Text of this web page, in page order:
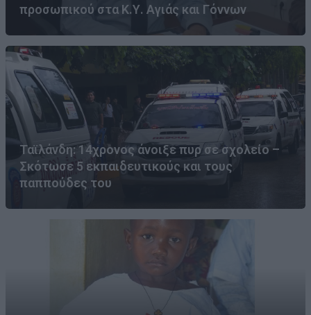
προσωπικού στα Κ.Υ. Αγιάς και Γόννων
Ταϊλάνδη: 14χρονος άνοιξε πυρ σε σχολείο –
Σκότωσε 5 εκπαιδευτικούς και τους
παππούδες του